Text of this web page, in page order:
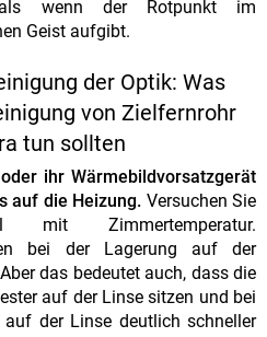
wenn der Rotpunkt im
Geist aufgibt.
der Optik: Was
von Zielfernrohr
tun sollten
ihr Wärmebildvorsatzgerät
auf die Heizung. Versuchen Sie
Zimmertemperatur.
bei der Lagerung auf der
das bedeutet auch, dass die
auf der Linse sitzen und bei
der Linse deutlich schneller